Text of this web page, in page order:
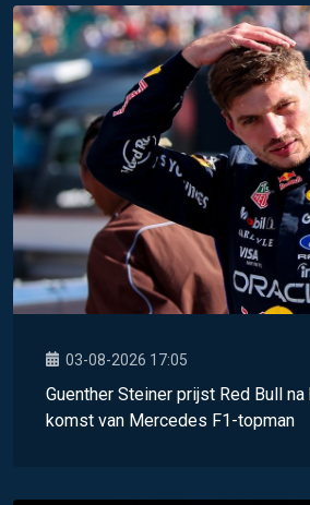
03-08-2026 17:05
Guenther Steiner prijst Red Bull
komst van Mercedes F1-topman